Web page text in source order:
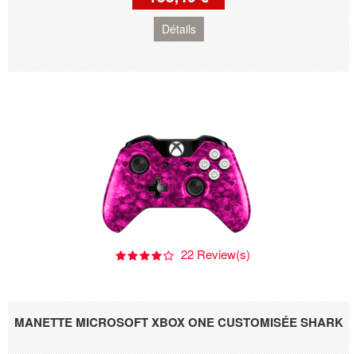
Détails
MANETTE MICROSOFT XBOX ONE CUSTOMISÉE SHARK
22 Review(s)